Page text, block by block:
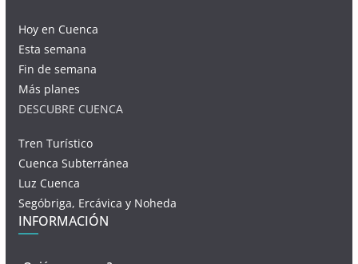
Hoy en Cuenca
Esta semana
Fin de semana
Más planes
DESCUBRE CUENCA
Tren Turístico
Cuenca Subterránea
Luz Cuenca
Segóbriga, Ercávica y Noheda
INFORMACIÓN